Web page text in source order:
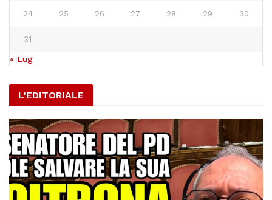
24 25 26 27 28 29 30
31
« Lug
L’EDITORIALE